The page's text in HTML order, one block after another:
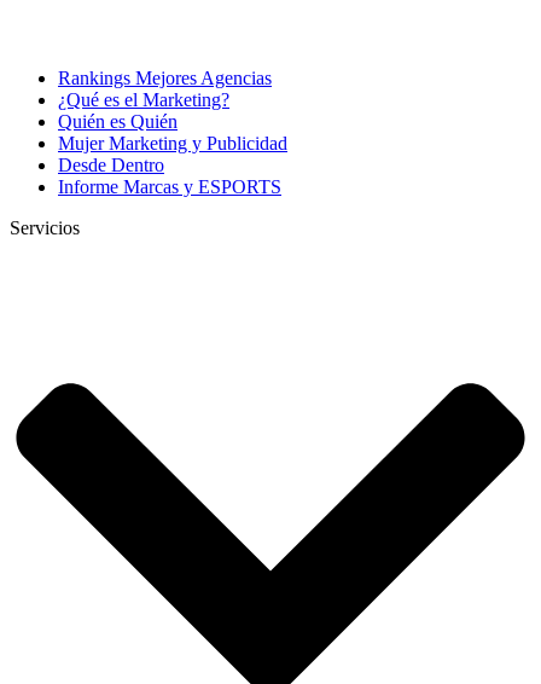
Rankings Mejores Agencias
¿Qué es el Marketing?
Quién es Quién
Mujer Marketing y Publicidad
Desde Dentro
Informe Marcas y ESPORTS
Servicios